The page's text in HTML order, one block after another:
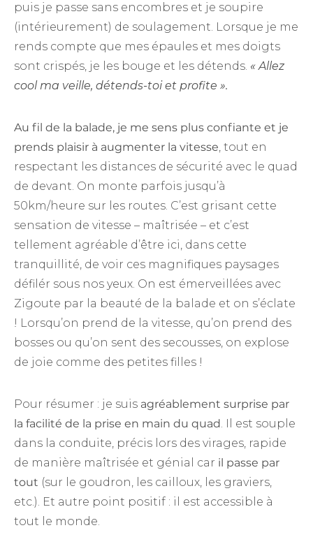
puis je passe sans encombres et je soupire
(intérieurement) de soulagement. Lorsque je me
rends compte que mes épaules et mes doigts
sont crispés, je les bouge et les détends. « Allez
cool ma veille, détends-toi et profite ».
Au fil de la balade, je me sens plus confiante et je
prends plaisir à augmenter la vitesse, tout en
respectant les distances de sécurité avec le quad
de devant. On monte parfois jusqu’à
50km/heure sur les routes. C’est grisant cette
sensation de vitesse – maîtrisée – et c’est
tellement agréable d’être ici, dans cette
tranquillité, de voir ces magnifiques paysages
défilér sous nos yeux. On est émerveillées avec
Zigoute par la beauté de la balade et on s’éclate
! Lorsqu’on prend de la vitesse, qu’on prend des
bosses ou qu’on sent des secousses, on explose
de joie comme des petites filles !
Pour résumer : je suis agréablement surprise par
la facilité de la prise en main du quad. Il est souple
dans la conduite, précis lors des virages, rapide
de manière maîtrisée et génial car il passe par
tout (sur le goudron, les cailloux, les graviers,
etc.). Et autre point positif : il est accessible à
tout le monde.